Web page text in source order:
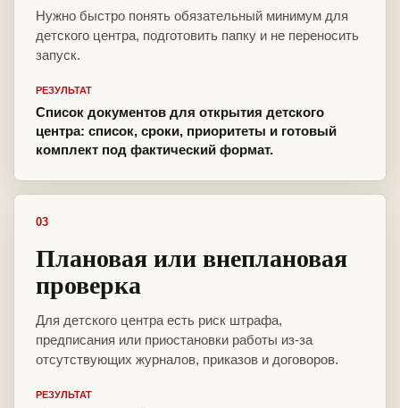
Нужно быстро понять обязательный минимум для
детского центра, подготовить папку и не переносить
запуск.
РЕЗУЛЬТАТ
Список документов для открытия детского
центра: список, сроки, приоритеты и готовый
комплект под фактический формат.
03
Плановая или внеплановая
проверка
Для детского центра есть риск штрафа,
предписания или приостановки работы из-за
отсутствующих журналов, приказов и договоров.
РЕЗУЛЬТАТ